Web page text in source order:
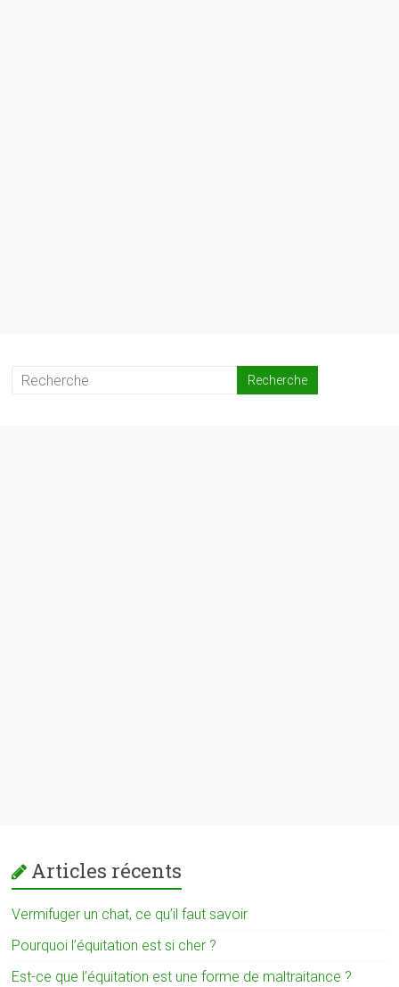
Articles récents
Vermifuger un chat, ce qu’il faut savoir
Pourquoi l’équitation est si cher ?
Est-ce que l’équitation est une forme de maltraitance ?